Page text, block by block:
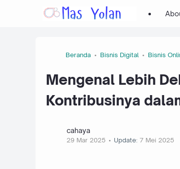
Beranda Bisnis Digital Bisnis
Mengenal Lebih
Kontribusinya
cahaya
29 Mar 2025 Update: 7 Mei 2025